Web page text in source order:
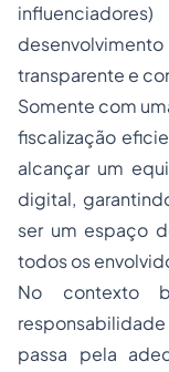
transparente e
Somente com
fiscalização
alcançar um
digital,
ser um espaço
todos os
No contexto
passa pela